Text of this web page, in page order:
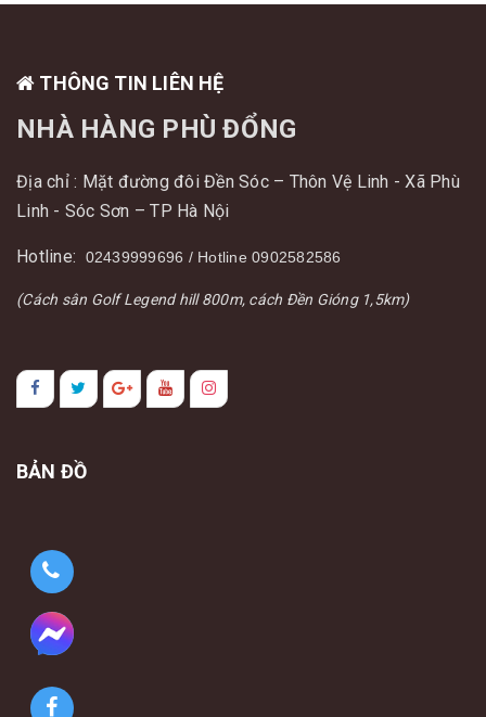
THÔNG TIN LIÊN HỆ
NHÀ HÀNG PHÙ ĐỔNG
Địa chỉ : Mặt đường đôi Đền Sóc – Thôn Vệ Linh - Xã Phù
Linh - Sóc Sơn – TP Hà Nội
Hotline: 02439999696 / Hotline 0902582586
(Cách sân Golf Legend hill 800m, cách Đền Gióng 1,5km)
BẢN ĐỒ